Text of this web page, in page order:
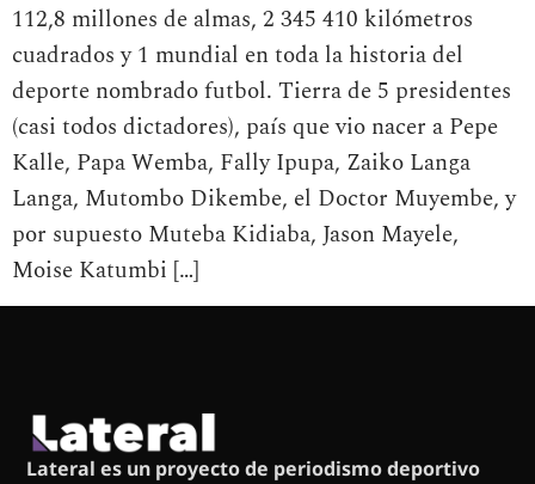
112,8 millones de almas, 2 345 410 kilómetros
cuadrados y 1 mundial en toda la historia del
deporte nombrado futbol. Tierra de 5 presidentes
(casi todos dictadores), país que vio nacer a Pepe
Kalle, Papa Wemba, Fally Ipupa, Zaiko Langa
Langa, Mutombo Dikembe, el Doctor Muyembe, y
por supuesto Muteba Kidiaba, Jason Mayele,
Moise Katumbi […]
Lateral es un proyecto de periodismo deportivo